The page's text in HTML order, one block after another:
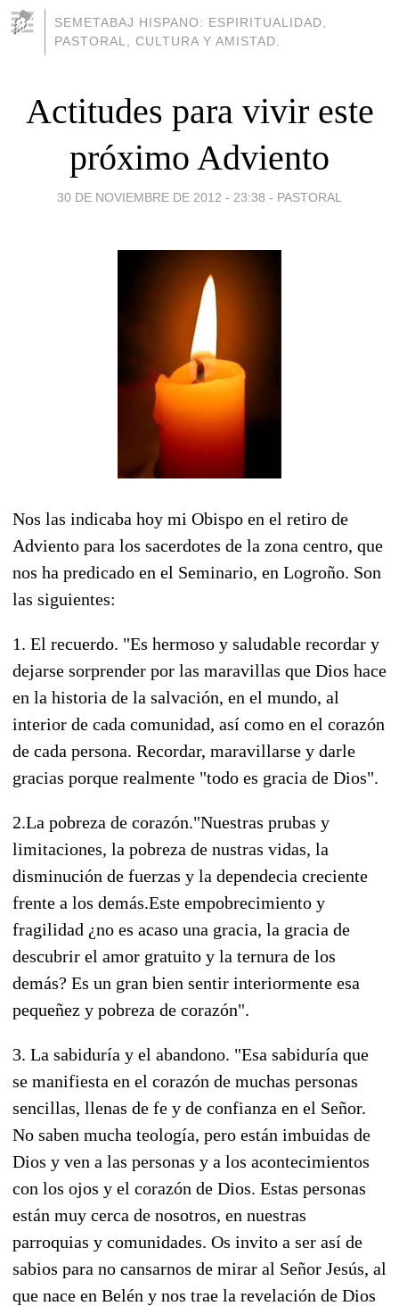
SEMETABAJ HISPANO: ESPIRITUALIDAD,
PASTORAL, CULTURA Y AMISTAD.
Actitudes para vivir este
próximo Adviento
30 DE NOVIEMBRE DE 2012 - 23:38 - PASTORAL
Nos las indicaba hoy mi Obispo en el retiro de
Adviento para los sacerdotes de la zona centro, que
nos ha predicado en el Seminario, en Logroño. Son
las siguientes:
1. El recuerdo. "Es hermoso y saludable recordar y
dejarse sorprender por las maravillas que Dios hace
en la historia de la salvación, en el mundo, al
interior de cada comunidad, así como en el corazón
de cada persona. Recordar, maravillarse y darle
gracias porque realmente "todo es gracia de Dios".
2.La pobreza de corazón."Nuestras prubas y
limitaciones, la pobreza de nustras vidas, la
disminución de fuerzas y la dependecia creciente
frente a los demás.Este empobrecimiento y
fragilidad ¿no es acaso una gracia, la gracia de
descubrir el amor gratuito y la ternura de los
demás? Es un gran bien sentir interiormente esa
pequeñez y pobreza de corazón".
3. La sabiduría y el abandono. "Esa sabiduría que
se manifiesta en el corazón de muchas personas
sencillas, llenas de fe y de confianza en el Señor.
No saben mucha teología, pero están imbuidas de
Dios y ven a las personas y a los acontecimientos
con los ojos y el corazón de Dios. Estas personas
están muy cerca de nosotros, en nuestras
parroquias y comunidades. Os invito a ser así de
sabios para no cansarnos de mirar al Señor Jesús, al
que nace en Belén y nos trae la revelación de Dios